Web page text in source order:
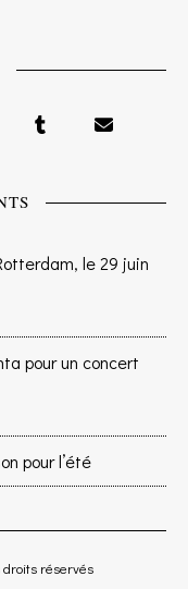
le 29 juin
pour un concert
pour l’été
droits réservés